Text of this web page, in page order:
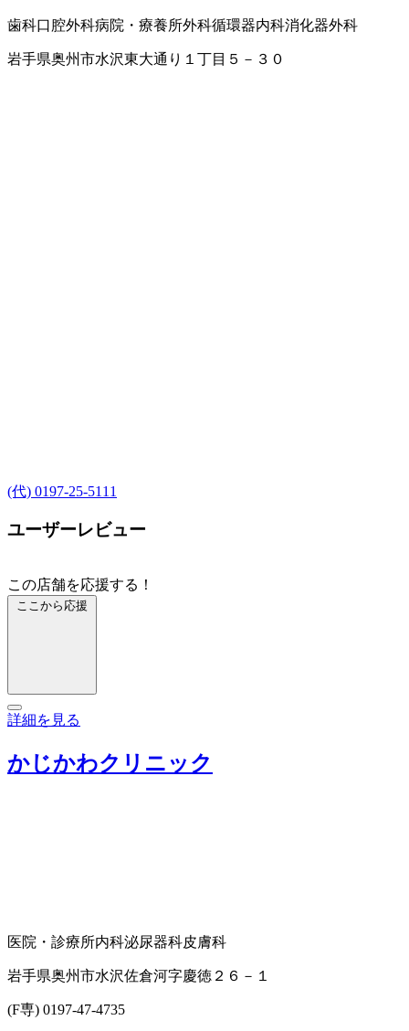
歯科口腔外科病院・療養所外科循環器内科消化器外科
岩手県奥州市水沢東大通り１丁目５－３０
(代) 0197-25-5111
ユーザーレビュー
この店舗を応援する！
ここから応援
詳細を見る
かじかわクリニック
医院・診療所内科泌尿器科皮膚科
岩手県奥州市水沢佐倉河字慶徳２６－１
(F専) 0197-47-4735